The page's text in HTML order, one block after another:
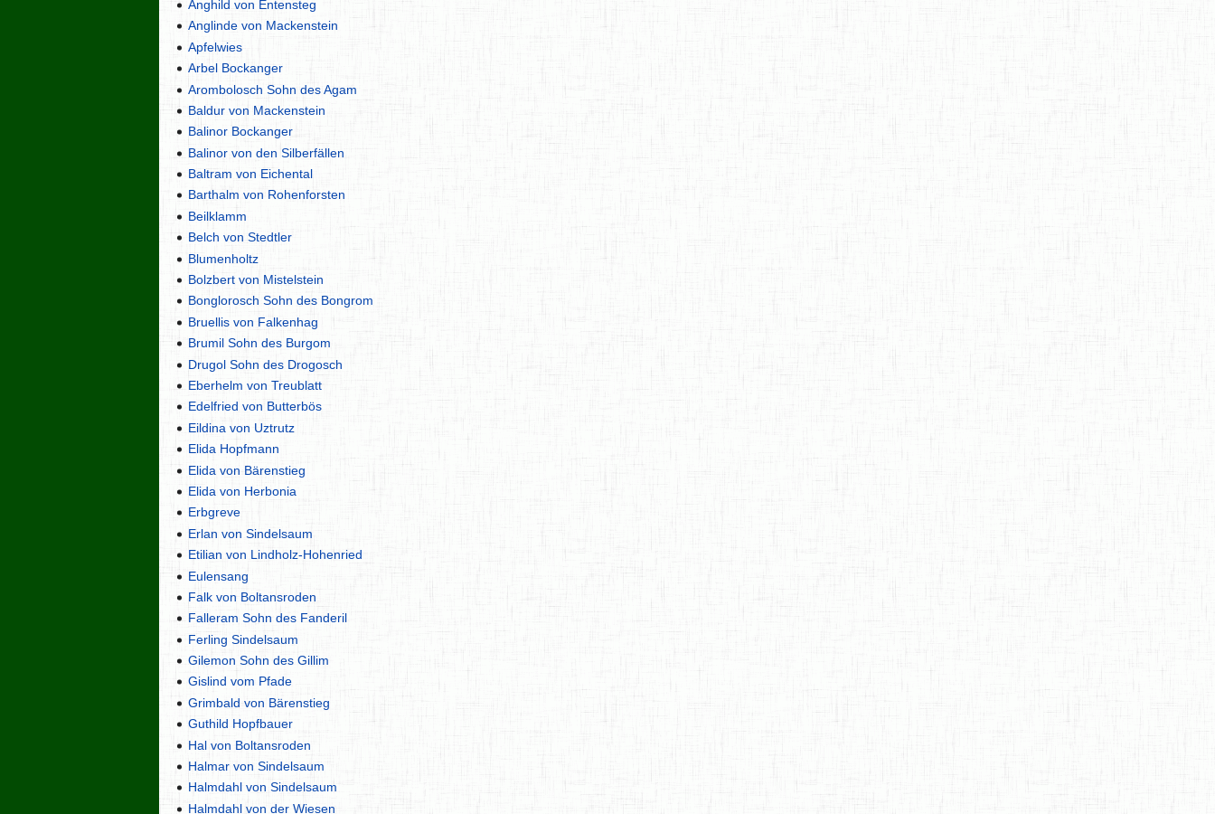
Anghild von Entensteg
Anglinde von Mackenstein
Apfelwies
Arbel Bockanger
Arombolosch Sohn des Agam
Baldur von Mackenstein
Balinor Bockanger
Balinor von den Silberfällen
Baltram von Eichental
Barthalm von Rohenforsten
Beilklamm
Belch von Stedtler
Blumenholtz
Bolzbert von Mistelstein
Bonglorosch Sohn des Bongrom
Bruellis von Falkenhag
Brumil Sohn des Burgom
Drugol Sohn des Drogosch
Eberhelm von Treublatt
Edelfried von Butterbös
Eildina von Uztrutz
Elida Hopfmann
Elida von Bärenstieg
Elida von Herbonia
Erbgreve
Erlan von Sindelsaum
Etilian von Lindholz-Hohenried
Eulensang
Falk von Boltansroden
Falleram Sohn des Fanderil
Ferling Sindelsaum
Gilemon Sohn des Gillim
Gislind vom Pfade
Grimbald von Bärenstieg
Guthild Hopfbauer
Hal von Boltansroden
Halmar von Sindelsaum
Halmdahl von Sindelsaum
Halmdahl von der Wiesen